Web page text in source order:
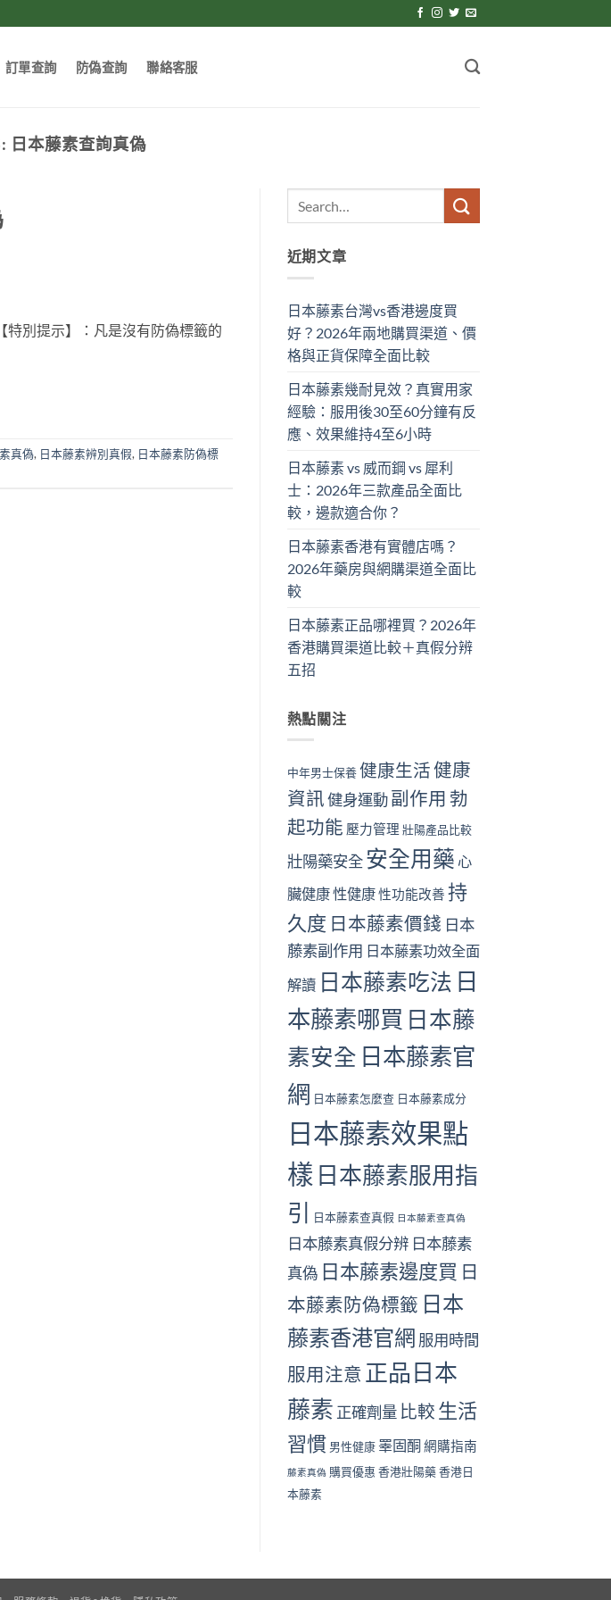
訂單查詢 防偽查詢 聯絡客服
日本藤素查詢真偽
別提示】：凡是沒有防偽標籤的
真偽, 日本藤素辨別真假, 日本藤素防偽標
近期文章
日本藤素台灣vs香港邊度買
好？2026年兩地購買渠道、價
格與正貨保障全面比較
日本藤素幾耐見效？真實用家
經驗：服用後30至60分鐘有反
應、效果維持4至6小時
日本藤素 vs 威而鋼 vs 犀利
士：2026年三款產品全面比
較，邊款適合你？
日本藤素香港有實體店嗎？
2026年藥房與網購渠道全面比
較
日本藤素正品哪裡買？2026年
香港購買渠道比較＋真假分辨
五招
熱點關注
中年男士保養 健康生活健康
資訊健身運動 副作用 勃
起功能 壓力管理 壯陽產品比較
壯陽藥安全 安全用藥 心
臟健康性健康性功能改善 持
久度 日本藤素價錢 日本
藤素副作用 日本藤素功效全面
解讀 日本藤素吃法 日
本藤素哪買 日本藤
素安全 日本藤素官
網 日本藤素怎麼查 日本藤素成分
日本藤素效果點
樣 日本藤素服用指
引
日本藤素查真假 日本藤素查真偽
日本藤素真假分辨 日本藤素
真偽 日本藤素邊度買 日
本藤素防偽標籤 日本
藤素香港官網 服用時間
服用注意 正品日本
藤素 正確劑量 比較 生活
習慣 男性健康 睪固酮 網購指南
藤素真偽 購買優惠 香港壯陽藥 香港日
本藤素